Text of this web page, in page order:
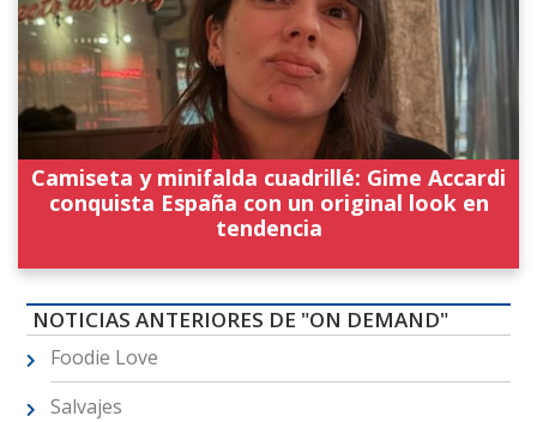
Camiseta y minifalda cuadrillé: Gime Accardi
conquista España con un original look en
tendencia
NOTICIAS ANTERIORES DE "ON DEMAND"
Foodie Love
Salvajes